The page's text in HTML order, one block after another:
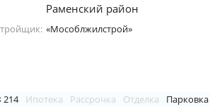
Раменский район
«Мособлжилстрой»
214 Ипотека Рассрочка Отделка Парковка